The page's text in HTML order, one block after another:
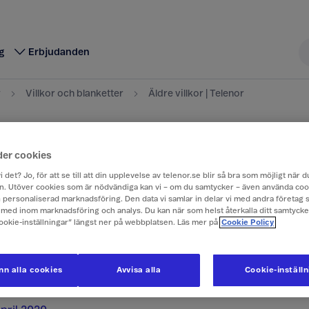
Erbjudanden
Villkor och blanketter Äldre villkor | Telenor
villkor och blanketter som gäller våra tjänster.
måste du ha Adobe Reader (version 7.0 eller
installerat på din dator.
cookies
det? Jo, för att se till att din upplevelse av telenor.se blir så bra som möjligt när
Utöver cookies som är nödvändiga kan vi – om du samtycker – även använda
personaliserad marknadsföring. Den data vi samlar in delar vi med andra företag
inom marknadsföring och analys. Du kan när som helst återkalla ditt
inställningar” längst ner på webbplatsen. Läs mer på Cookie Policy
Cookie-
Avvisa alla
alla cookies